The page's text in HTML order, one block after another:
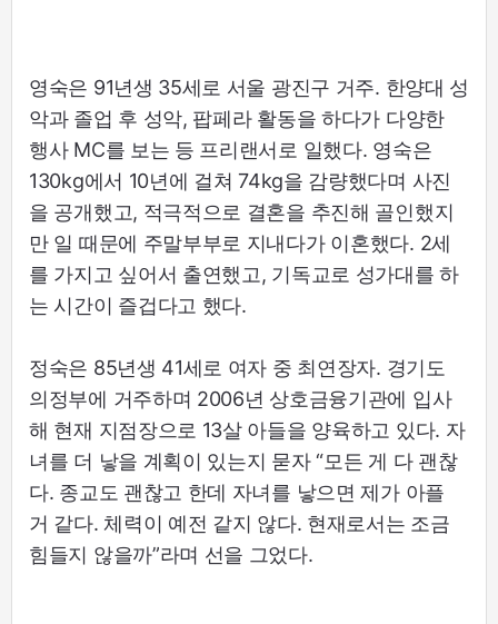
영숙은 91년생 35세로 서울 광진구 거주. 한양대 성
악과 졸업 후 성악, 팝페라 활동을 하다가 다양한
행사 MC를 보는 등 프리랜서로 일했다. 영숙은
130kg에서 10년에 걸쳐 74kg을 감량했다며 사진
을 공개했고, 적극적으로 결혼을 추진해 골인했지
만 일 때문에 주말부부로 지내다가 이혼했다. 2세
를 가지고 싶어서 출연했고, 기독교로 성가대를 하
는 시간이 즐겁다고 했다.
정숙은 85년생 41세로 여자 중 최연장자. 경기도
의정부에 거주하며 2006년 상호금융기관에 입사
해 현재 지점장으로 13살 아들을 양육하고 있다. 자
녀를 더 낳을 계획이 있는지 묻자 “모든 게 다 괜찮
다. 종교도 괜찮고 한데 자녀를 낳으면 제가 아플
거 같다. 체력이 예전 같지 않다. 현재로서는 조금
힘들지 않을까”라며 선을 그었다.